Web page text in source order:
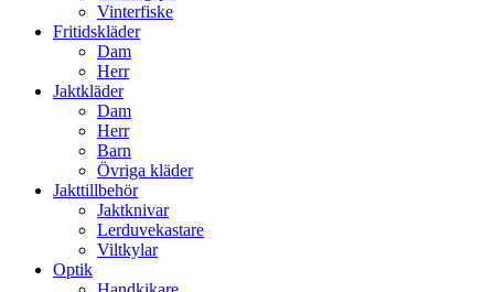
Vinterfiske
Fritidskläder
Dam
Herr
Jaktkläder
Dam
Herr
Barn
Övriga kläder
Jakttillbehör
Jaktknivar
Lerduvekastare
Viltkylar
Optik